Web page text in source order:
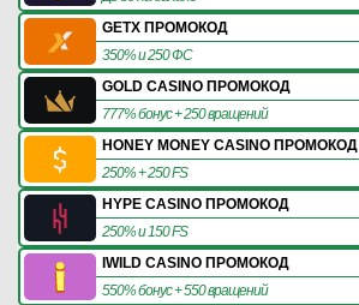
GETX ПРОМОКОД
350% и 250 ФС
GOLD CASINO ПРОМОКОД
777% бонус + 250 вращений
HONEY MONEY CASINO ПРОМОКОД
250% + 250 FS
HYPE CASINO ПРОМОКОД
250% и 150 FS
IWILD CASINO ПРОМОКОД
550% бонус + 550 вращений